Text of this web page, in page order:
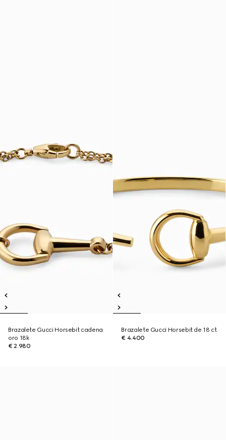
Brazalete Gucci Horsebit cadena
oro 18k
€ 2.980
Brazalete Gucci Horsebit de 18 ct
€ 4.400